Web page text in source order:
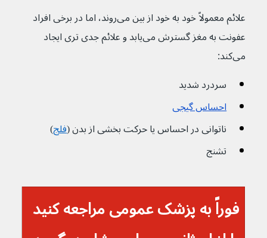
علائم معمولاً خود به خود از بین می‌روند، اما در برخی افراد
عفونت به مغز گسترش می‌یابد و علائم جدی تری ایجاد
می‌کند:
سردرد شدید
احساس گیجی
ناتوانی در احساس یا حرکت بخشی از بدن (فلج)
تشنج
فوراً به پزشک عمومی مراجعه کنید